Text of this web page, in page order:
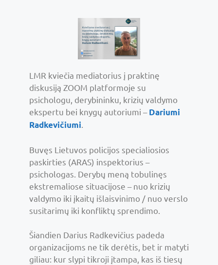
LMR kviečia mediatorius į praktinę
diskusiją ZOOM platformoje su
psichologu, derybininku, krizių valdymo
ekspertu bei knygų autoriumi –Dariumi
Radkevičiumi.
Buvęs Lietuvos policijos specialiosios
paskirties (ARAS) inspektorius –
psichologas. Derybų meną tobulinęs
ekstremaliose situacijose – nuo krizių
valdymo iki įkaitų išlaisvinimo / nuo verslo
susitarimų iki konfliktų sprendimo.
Šiandien Darius Radkevičius padeda
organizacijoms ne tik derėtis, bet ir matyti
giliau: kur slypi tikroji įtampa, kas iš tiesų